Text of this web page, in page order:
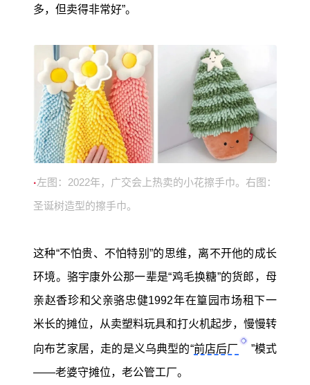
多，但卖得非常好”。
·左图：2022年，广交会上热卖的小花擦手巾。右图：
圣诞树造型的擦手巾。
这种“不怕贵、不怕特别”的思维，离不开他的成长
环境。骆宇康外公那一辈是“鸡毛换糖”的货郎，母
亲赵香珍和父亲骆忠健1992年在篁园市场租下一
米长的摊位，从卖塑料玩具和打火机起步，慢慢转
向布艺家居，走的是义乌典型的“前店后厂
”模式
——老婆守摊位，老公管工厂。